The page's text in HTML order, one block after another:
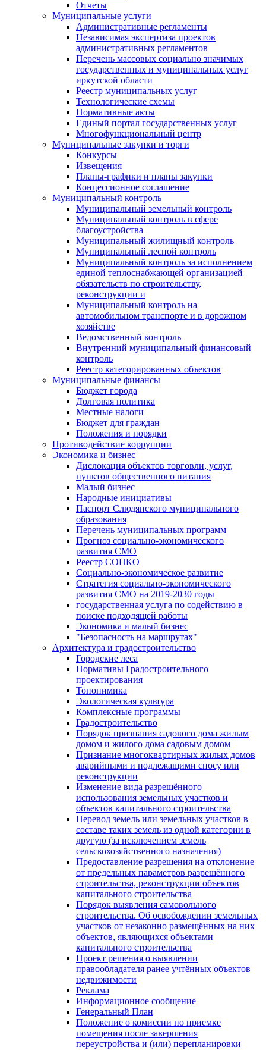
Отчеты
Муниципальные услуги
Административные регламенты
Независимая экспертиза проектов
административных регламентов
Перечень массовых социально значимых
государственных и муниципальных услуг
иркутской области
Реестр муниципальных услуг
Технологические схемы
Нормативные акты
Единый портал государственных услуг
Многофункциональный центр
Муниципальные закупки и торги
Конкурсы
Извещения
Планы-графики и планы закупки
Концессионное соглашение
Муниципальный контроль
Муниципальный земельный контроль
Муниципальный контроль в сфере
благоустройства
Муниципальный жилищный контроль
Муниципальный лесной контроль
Муниципальный контроль за исполнением
единой теплоснабжающей организацией
обязательств по строительству,
реконструкции и
Муниципальный контроль на
автомобильном транспорте и в дорожном
хозяйстве
Ведомственный контроль
Внутренний муниципальный финансовый
контроль
Реестр категорированных объектов
Муниципальные финансы
Бюджет города
Долговая политика
Местные налоги
Бюджет для граждан
Положения и порядки
Противодействие коррупции
Экономика и бизнес
Дислокация объектов торговли, услуг,
пунктов общественного питания
Малый бизнес
Народные инициативы
Паспорт Слюдянского муниципального
образования
Перечень муниципальных программ
Прогноз социально-экономического
развития СМО
Реестр СОНКО
Социально-экономическое развитие
Стратегия социально-экономического
развития СМО на 2019-2030 годы
государственная услуга по содействию в
поиске подходящей работы
Экономика и малый бизнес
"Безопасность на маршрутах"
Архитектура и градостроительство
Городские леса
Нормативы Градостроительного
проектирования
Топонимика
Экологическая культура
Комплексные программы
Градостроительство
Порядок признания садового дома жилым
домом и жилого дома садовым домом
Признание многоквартирных жилых домов
аварийными и подлежащими сносу или
реконструкции
Изменение вида разрешённого
использования земельных участков и
объектов капитального строительства
Перевод земель или земельных участков в
составе таких земель из одной категории в
другую (за исключением земель
сельскохозяйственного назначения)
Предоставление разрешения на отклонение
от предельных параметров разрешённого
строительства, реконструкции объектов
капитального строительства
Порядок выявления самовольного
строительства. Об освобождении земельных
участков от незаконно размещённых на них
объектов, являющихся объектами
капитального строительства
Проект решения о выявлении
правообладателя ранее учтённых объектов
недвижимости
Реклама
Информационное сообщение
Генеральный План
Положение о комиссии по приемке
помещения после завершения
переустройства и (или) перепланировки